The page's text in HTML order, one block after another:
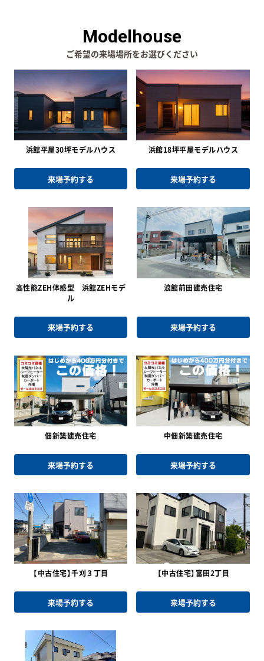
Modelhouse
ご希望の来場場所をお選びください
浜館平屋30坪モデルハウス
来場予約する
浜館18坪平屋モデルハウス
来場予約する
高性能ZEH体感型 浜館ZEHモデ
ル
来場予約する
浪館前田建売住宅
来場予約する
佃新築建売住宅
来場予約する
中佃新築建売住宅
来場予約する
【中古住宅】千刈３丁目
来場予約する
【中古住宅】富田2丁目
来場予約する